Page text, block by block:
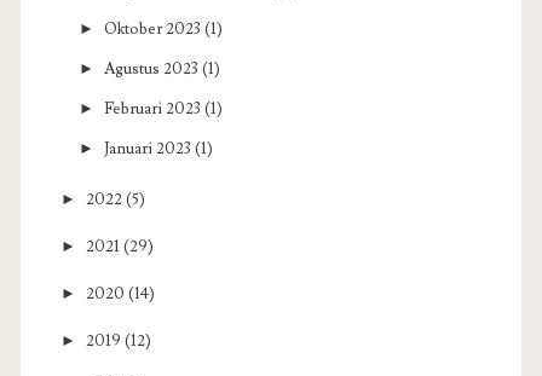
►Oktober 2023 (1)
►Agustus 2023 (1)
►Februari 2023 (1)
►Januari 2023 (1)
► 2022 (5)
► 2021 (29)
► 2020 (14)
► 2019 (12)